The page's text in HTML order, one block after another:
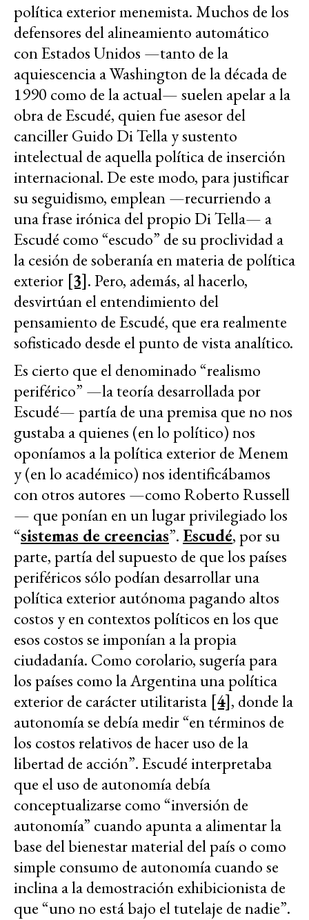
política exterior menemista. Muchos de los
defensores del alineamiento automático
con Estados Unidos —tanto de la
aquiescencia a Washington de la década de
1990 como de la actual— suelen apelar a la
obra de Escudé, quien fue asesor del
canciller Guido Di Tella y sustento
intelectual de aquella política de inserción
internacional. De este modo, para justificar
su seguidismo, emplean —recurriendo a
una frase irónica del propio Di Tella— a
Escudé como “escudo” de su proclividad a
la cesión de soberanía en materia de política
exterior [3]. Pero, además, al hacerlo,
desvirtúan el entendimiento del
pensamiento de Escudé, que era realmente
sofisticado desde el punto de vista analítico.
Es cierto que el denominado “realismo
periférico” —la teoría desarrollada por
Escudé— partía de una premisa que no nos
gustaba a quienes (en lo político) nos
oponíamos a la política exterior de Menem
y (en lo académico) nos identificábamos
con otros autores —como Roberto Russell
— que ponían en un lugar privilegiado los
“sistemas de creencias”. Escudé, por su
parte, partía del supuesto de que los países
periféricos sólo podían desarrollar una
política exterior autónoma pagando altos
costos y en contextos políticos en los que
esos costos se imponían a la propia
ciudadanía. Como corolario, sugería para
los países como la Argentina una política
exterior de carácter utilitarista [4], donde la
autonomía se debía medir “en términos de
los costos relativos de hacer uso de la
libertad de acción”. Escudé interpretaba
que el uso de autonomía debía
conceptualizarse como “inversión de
autonomía” cuando apunta a alimentar la
base del bienestar material del país o como
simple consumo de autonomía cuando se
inclina a la demostración exhibicionista de
que “uno no está bajo el tutelaje de nadie”.